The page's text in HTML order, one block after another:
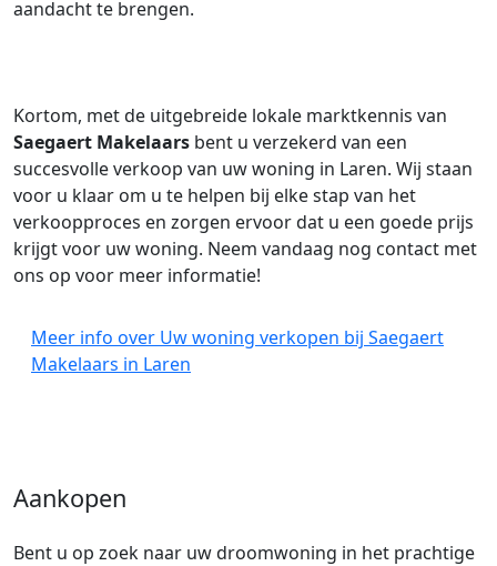
aandacht te brengen.
Kortom, met de uitgebreide lokale marktkennis van
Saegaert Makelaars bent u verzekerd van een
succesvolle verkoop van uw woning in Laren. Wij staan
voor u klaar om u te helpen bij elke stap van het
verkoopproces en zorgen ervoor dat u een goede prijs
krijgt voor uw woning. Neem vandaag nog contact met
ons op voor meer informatie!
Meer info over Uw woning verkopen bij Saegaert
Makelaars in Laren
Aankopen
Bent u op zoek naar uw droomwoning in het prachtige